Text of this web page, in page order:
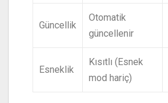
Güncellik
Otomatik
güncellenir
Esneklik
Kısıtlı (Esnek
mod hariç)